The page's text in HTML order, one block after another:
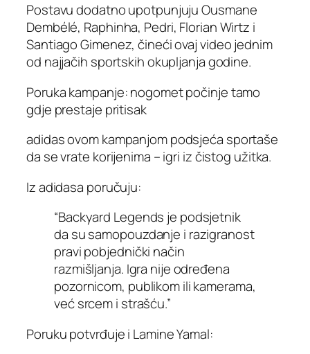
Postavu dodatno upotpunjuju Ousmane
Dembélé, Raphinha, Pedri, Florian Wirtz i
Santiago Gimenez, čineći ovaj video jednim
od najjačih sportskih okupljanja godine.
Poruka kampanje: nogomet počinje tamo
gdje prestaje pritisak
adidas ovom kampanjom podsjeća sportaše
da se vrate korijenima – igri iz čistog užitka.
Iz adidasa poručuju:
“Backyard Legends je podsjetnik
da su samopouzdanje i razigranost
pravi pobjednički način
razmišljanja. Igra nije određena
pozornicom, publikom ili kamerama,
već srcem i strašću.”
Poruku potvrđuje i Lamine Yamal: